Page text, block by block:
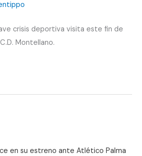
crisis deportiva visita este fin de
Montellano.
en su estreno ante Atlético Palma